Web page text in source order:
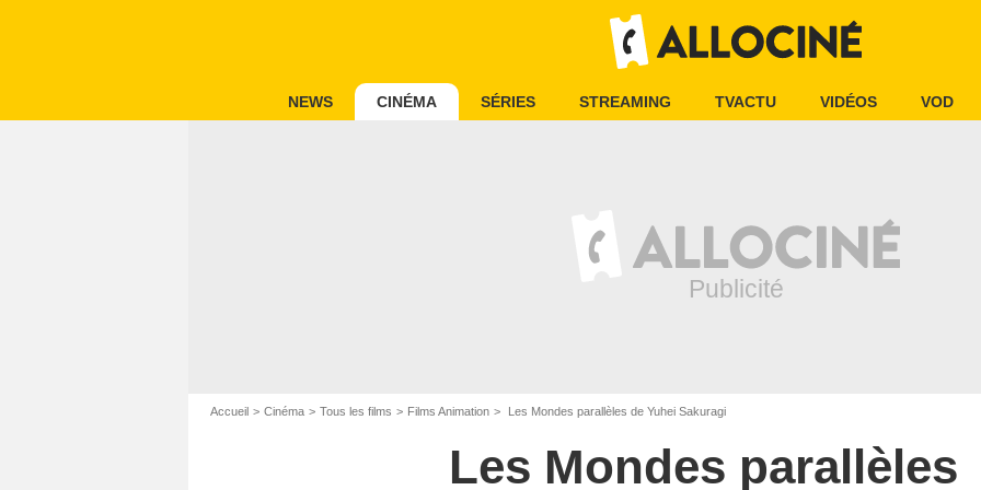
NEWS CINÉMA SÉRIES STREAMING TVACTU VIDÉOS VOD
Accueil Cinéma Tous les films Films Animation Les Mondes parallèles de Yuhei Sakuragi
Les Mondes parallèles